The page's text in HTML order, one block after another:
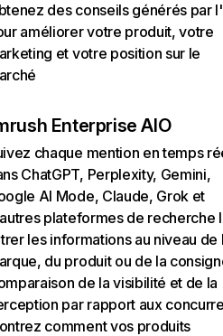
des conseils générés par
améliorer votre produit, votre
et votre position sur le
Enterprise AIO
chaque mention en temps
ChatGPT, Perplexity, Gemini,
AI Mode, Claude, Grok et
plateformes de recherche
les informations au niveau de
du produit ou de la
de la visibilité et de la
par rapport aux
comment vos produits